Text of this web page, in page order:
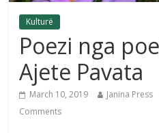
Kulturë
Poezi nga
Ajete Pavata
March 10, 2019 Janina Press
Comments